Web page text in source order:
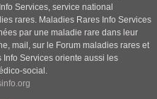
Services, service national
rares. Maladies Rares Info Services
par une maladie rare dans leur
mail, sur le Forum maladies rares et
Services oriente aussi les
social.